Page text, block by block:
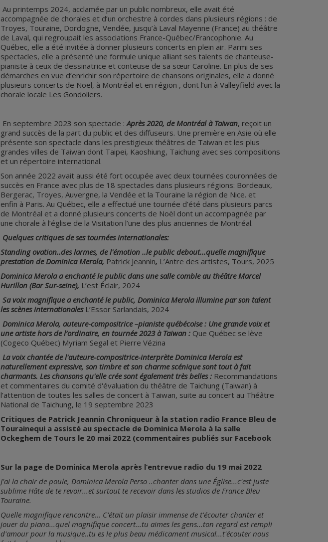
Au printemps 2024, acclamée par un public nombreux, elle avait été
accompagnée de chorales et d’un orchestre à cordes dans plusieurs régions : de
Troyes, Touraine, Dordogne, Vendée, jusqu’à Laval Mayenne (France) au théâtre
de Laval, qui regroupait les associations France-Québec/Francophonie. Au
Québec, elle a été invitée à donner plusieurs concerts en plein air. Parmi ses
spectacles, elle a présenté une formule unique alliant ses talents de chanteuse-
pianiste à ceux de dessinatrice et conteuse de sa sœur Caroline. En plus de ses
démarches en vue d’enrichir son répertoire de chansons originales, elle a donné
plusieurs concerts de Noël, à Montréal et en région , dont l’un à Valleyfield avec la
chorale locale Les Gondoliers.
En septembre 2023 son spectacle :Après 2020, de Montréal à Taiwan, reçoit un
grand succès de la part du public et des diffuseurs. Une première en Asie où elle
présente son spectacle dans les prestigieux théâtres de Taiwan et les plus
grandes villes de Taiwan dont Taipei, Kaoshiung, Taichung avec ses compositions
et un répertoire international.
Son année 2022 avait aussi été fort occupée avec deux tournées couronnées de
succès en France avec plus de 18 spectacles dans plusieurs régions: Bordeaux,
Bergerac, Troyes, Auvergne, la Vendée et la Touraine la région de Nice. et
enfin à Paris. Au Québec, elle a effectué une tournée d’été dans plusieurs parcs
de Montréal et a donné plusieurs concerts de Noël dont un accompagnée par
une chorale à l’église de la Visitation l’une des plus anciennes de Montréal.
Quelques critiques de ses tournées internationales:
Standing ovation..des larmes, de l'émotion ..le public debout...quelle magnifique
prestation de Dominica Merola, Patrick Jeannin, L’Antre des artistes, Tours, 2025
Dominica Merola a enchanté le public dans une salle comble au théâtre Marcel
Hurillon (Bar Sur-seine), L’est Éclair, 2024
Sa voix magnifique a enchanté le public, Dominica Merola illumine par son talent
les scènes internationalesL’Essor Sarlandais, 2024
Dominica Merola, auteure-compositrice –pianiste québécoise : Une grande voix et
une artiste hors de l’ordinaire, en tournée 2023 à Taiwan : Que Québec se lève
(Cogeco Québec) Myriam Segal et Pierre Vézina
La voix chantée de l'auteure-compositrice-interprète Dominica Merola est
naturellement expressive, son timbre et son charme scénique sont tout à fait
charmants. Les chansons qu'elle crée sont également très belles : Recommandations
et commentaires du comité d'évaluation du théâtre de Taichung (Taiwan) à
l’attention de toutes les salles de concert à Taiwan, suite au concert au Théâtre
National de Taichung, le 19 septembre 2023
Critiques de Patrick Jeannin Chroniqueur à la station radio France Bleu de
Tourainequi a assisté au spectacle de Dominica Merola à la salle
Ockeghem de Tours le 20 mai 2022 (commentaires publiés sur Facebook
Sur la page de Dominica Merola après l’entrevue radio du 19 mai 2022
J'ai la chair de poule, Dominica Merola Perso ..chanter dans une Église...c'est juste
sublime Hâte de te revoir...et surtout te recevoir dans les studios de France Bleu
Touraine.
Quelle magnifique rencontre... C'était un plaisir immense de t'écouter chanter et
jouer du piano...quel magnifique concert...tu aimes les gens...ton regard est rempli
d'amour pour la musique..tu es le plus beau médicament musical...t'écouter nous